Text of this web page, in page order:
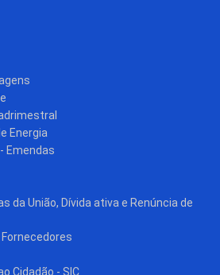
Energia
Emendas
da União, Dívida ativa e Renúncia de
Cidadão - SIC